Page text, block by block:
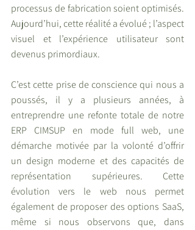
processus de fabrication soient optimisés.
Aujourd’hui, cette réalité a évolué ; l’aspect
visuel et l’expérience utilisateur sont
devenus primordiaux.
C’est cette prise de conscience qui nous a
poussés, il y a plusieurs années, à
entreprendre une refonte totale de notre
ERP CIMSUP en mode full web, une
démarche motivée par la volonté d’offrir
un design moderne et des capacités de
représentation supérieures. Cette
évolution vers le web nous permet
également de proposer des options SaaS,
même si nous observons que, dans